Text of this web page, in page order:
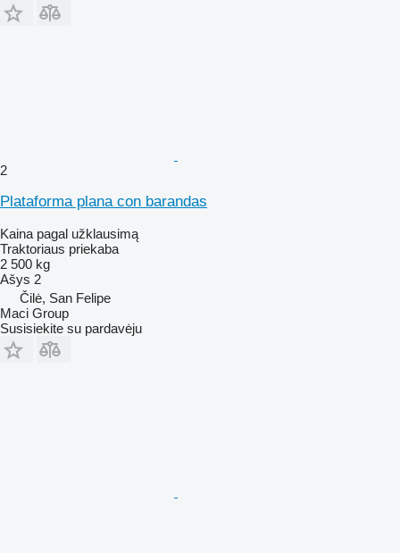
2
Plataforma plana con barandas
Kaina pagal užklausimą
Traktoriaus priekaba
2 500 kg
Ašys 2
Čilė, San Felipe
Maci Group
Susisiekite su pardavėju